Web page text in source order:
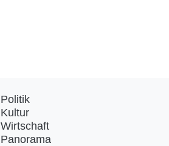
Politik
Kultur
Wirtschaft
Panorama